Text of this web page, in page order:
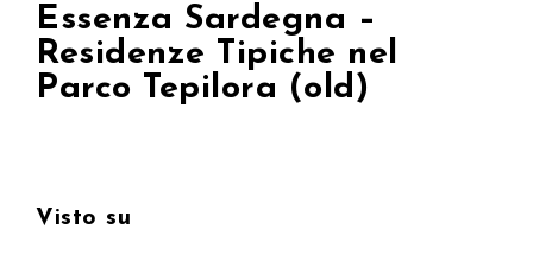
Essenza Sardegna –
Residenze Tipiche nel
Parco Tepilora (old)
Visto su